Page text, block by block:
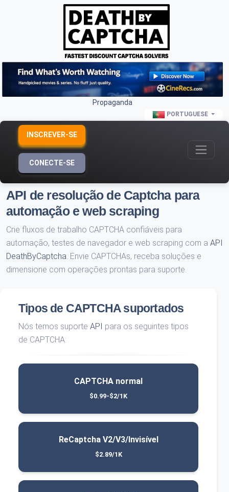
Propaganda
PORTUGUESE
INSCREVER-SE
CONECTE-SE
API de resolução de Captcha para
automação e web scraping
Crie fluxos de trabalho CAPTCHA confiáveis ​​para
automação, testes de navegador e web scraping com a API
DeathByCaptcha . Envie CAPTCHAs, receba soluções e
dimensione com operações prontas para suporte.
Tipos de CAPTCHA suportados
Nós temos suporte API para os seguintes tipos
de CAPTCHA:
CAPTCHA normal
$0.99-$2/1K
ReCaptcha V2/V3/Invisível
$2.89/1K